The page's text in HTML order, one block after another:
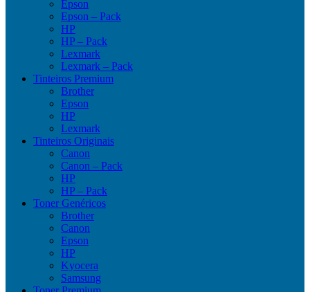
Epson
Epson – Pack
HP
HP – Pack
Lexmark
Lexmark – Pack
Tinteiros Premium
Brother
Epson
HP
Lexmark
Tinteiros Originais
Canon
Canon – Pack
HP
HP – Pack
Toner Genéricos
Brother
Canon
Epson
HP
Kyocera
Samsung